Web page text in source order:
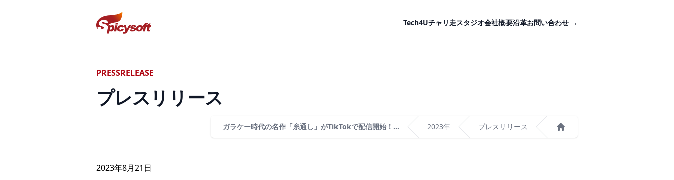
スパイシーソフト株式会社 Tech4Uチャリ走スタジオ会社概要沿革お問い合わせ →
PRESSRELEASE
プレスリリース
ガラケー時代の名作「糸通し」がTikTokで配信開始！... 2023年 プレスリリース
2023年8月21 日